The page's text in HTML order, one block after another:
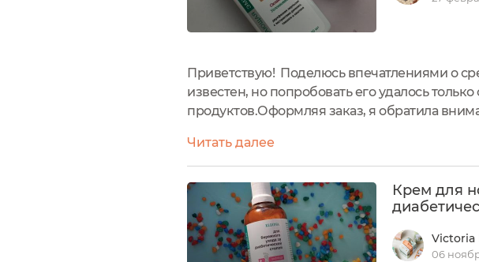
Приветствую! Поделюсь впечатлениями о
известен, но попробовать его удалось
продуктов.Оформляя заказ, я обратила
Упаковка в...
Читать далее
Крем для
Victoria
06